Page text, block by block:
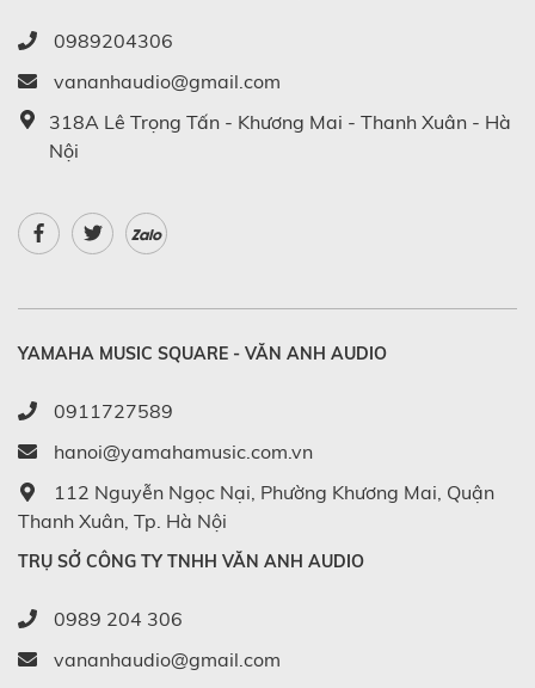
0989204306
vananhaudio@gmail.com
318A Lê Trọng Tấn - Khương Mai - Thanh Xuân - Hà
Nội
Zalo
YAMAHA MUSIC SQUARE - VĂN ANH AUDIO
0911727589
hanoi@yamahamusic.com.vn
112 Nguyễn Ngọc Nại, Phường Khương Mai, Quận
Thanh Xuân, Tp. Hà Nội
TRỤ SỞ CÔNG TY TNHH VĂN ANH AUDIO
0989 204 306
vananhaudio@gmail.com